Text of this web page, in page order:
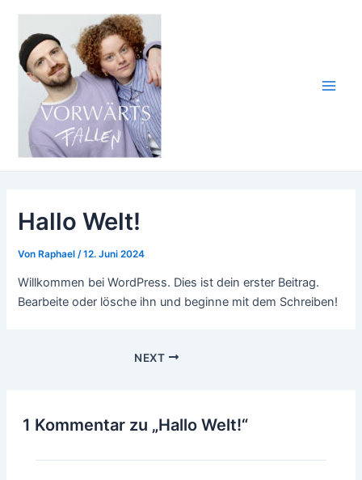
springen
Hallo Welt!
Von Raphael/12. Juni 2024
Willkommen bei WordPress. Dies ist dein erster Beitrag.
Bearbeite oder lösche ihn und beginne mit dem Schreiben!
NEXT
1 Kommentar zu „Hallo Welt!“